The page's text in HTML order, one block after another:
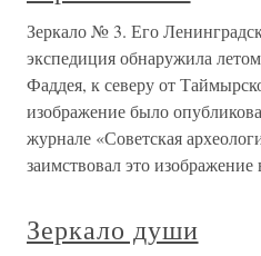
Зеркало № 3. Его
экспедиция обнаружила
Фаддея, к северу от
изображение было
журнале «Советская
заимствовал это изображение
Зеркало души